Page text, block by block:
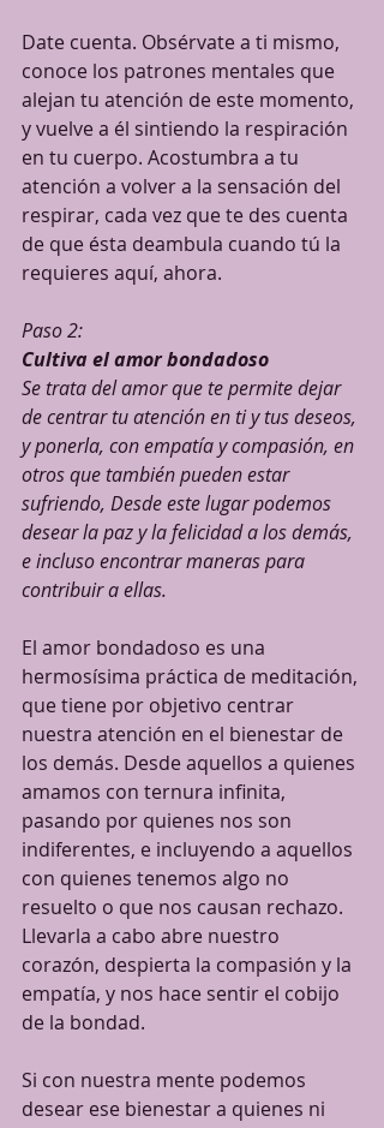
Date cuenta. Obsérvate a ti mismo,
conoce los patrones mentales que
alejan tu atención de este momento,
y vuelve a él sintiendo la respiración
en tu cuerpo. Acostumbra a tu
atención a volver a la sensación del
respirar, cada vez que te des cuenta
de que ésta deambula cuando tú la
requieres aquí, ahora.
Paso 2:
Cultiva el amor bondadoso
Se trata del amor que te permite dejar
de centrar tu atención en ti y tus deseos,
y ponerla, con empatía y compasión, en
otros que también pueden estar
sufriendo, Desde este lugar podemos
desear la paz y la felicidad a los demás,
e incluso encontrar maneras para
contribuir a ellas.
El amor bondadoso es una
hermosísima práctica de meditación,
que tiene por objetivo centrar
nuestra atención en el bienestar de
los demás. Desde aquellos a quienes
amamos con ternura infinita,
pasando por quienes nos son
indiferentes, e incluyendo a aquellos
con quienes tenemos algo no
resuelto o que nos causan rechazo.
Llevarla a cabo abre nuestro
corazón, despierta la compasión y la
empatía, y nos hace sentir el cobijo
de la bondad.
Si con nuestra mente podemos
desear ese bienestar a quienes ni